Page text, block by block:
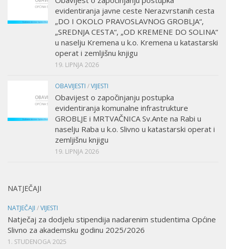
evidentiranja javne ceste Nerazvrstanih cesta
„DO I OKOLO PRAVOSLAVNOG GROBLJA“,
„SREDNJA CESTA“, „OD KREMENE DO SOLINA“
u naselju Kremena u k.o. Kremena u katastarski
operat i zemljišnu knjigu
19. LIPNJA 2026
OBAVIJESTI /VIJESTI
Obavijest o započinjanju postupka
evidentiranja komunalne infrastrukture
GROBLJE i MRTVAČNICA Sv.Ante na Rabi u
naselju Raba u k.o. Slivno u katastarski operat i
zemljišnu knjigu
19. LIPNJA 2026
NATJEČAJI
NATJEČAJI /VIJESTI
Natječaj za dodjelu stipendija nadarenim studentima Općine
Slivno za akademsku godinu 2025/2026
1. STUDENOGA 2025